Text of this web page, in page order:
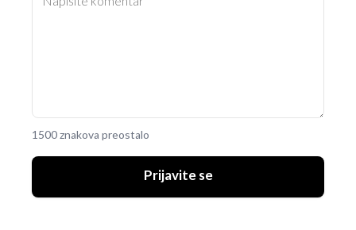
1500 znakova preostalo
Prijavite se